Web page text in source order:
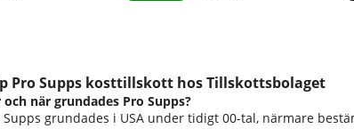
Pro Supps kosttillskott hos Tillskottsbolaget
och när grundades Pro Supps?
Supps grundades i USA under tidigt 00-tal, närmare